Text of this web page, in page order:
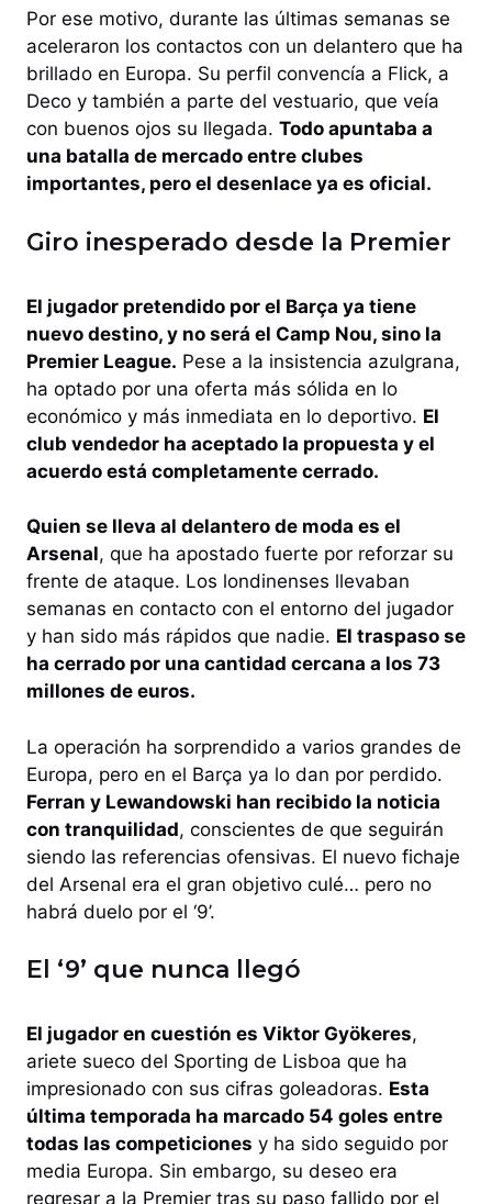
Por ese motivo, durante las últimas semanas se
aceleraron los contactos con un delantero que ha
brillado en Europa. Su perfil convencía a Flick, a
Deco y también a parte del vestuario, que veía
con buenos ojos su llegada. Todo apuntaba a
una batalla de mercado entre clubes
importantes, pero el desenlace ya es oficial.
Giro inesperado desde la Premier
El jugador pretendido por el Barça ya tiene
nuevo destino, y no será el Camp Nou, sino la
Premier League. Pese a la insistencia azulgrana,
ha optado por una oferta más sólida en lo
económico y más inmediata en lo deportivo. El
club vendedor ha aceptado la propuesta y el
acuerdo está completamente cerrado.
Quien se lleva al delantero de moda es el
Arsenal, que ha apostado fuerte por reforzar su
frente de ataque. Los londinenses llevaban
semanas en contacto con el entorno del jugador
y han sido más rápidos que nadie. El traspaso se
ha cerrado por una cantidad cercana a los 73
millones de euros.
La operación ha sorprendido a varios grandes de
Europa, pero en el Barça ya lo dan por perdido.
Ferran y Lewandowski han recibido la noticia
con tranquilidad, conscientes de que seguirán
siendo las referencias ofensivas. El nuevo fichaje
del Arsenal era el gran objetivo culé… pero no
habrá duelo por el ‘9’.
El ‘9’ que nunca llegó
El jugador en cuestión es Viktor Gyökeres,
ariete sueco del Sporting de Lisboa que ha
impresionado con sus cifras goleadoras. Esta
última temporada ha marcado 54 goles entre
todas las competiciones y ha sido seguido por
media Europa. Sin embargo, su deseo era
regresar a la Premier tras su paso fallido por el